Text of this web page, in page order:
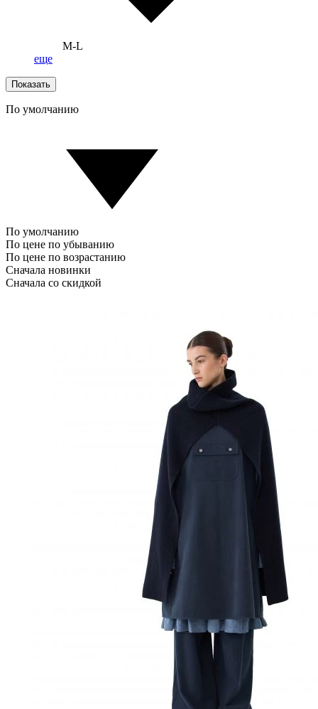
M-L
еще
Показать
По умолчанию
По умолчанию
По цене по убыванию
По цене по возрастанию
Сначала новинки
Сначала со скидкой